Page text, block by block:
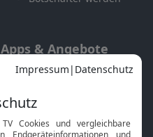
Apps & Angebote
Mobile App
Smart TV